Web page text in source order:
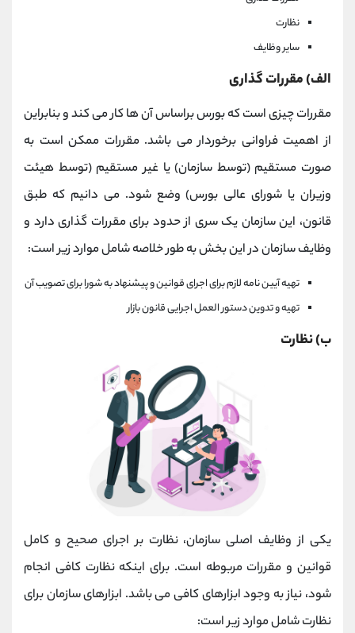
نظارت
سایر وظایف
الف) مقررات گذاری
مقررات چیزی است که بورس براساس آن ها کار می کند و بنابراین
از اهمیت فراوانی برخوردار می باشد. مقررات ممکن است به
صورت مستقیم (توسط سازمان) یا غیر مستقیم (توسط هیئت
وزیران یا شورای عالی بورس) وضع شود. می دانیم که طبق
قانون، این سازمان یک سری از حدود برای مقررات گذاری دارد و
وظایف سازمان در این بخش به طور خلاصه شامل موارد زیر است:
تهیه آیین نامه لازم برای اجرای قوانین و پیشنهاد به شورا برای تصویب آن
تهیه و تدوین دستور العمل اجرایی قانون بازار
ب) نظارت
یکی از وظایف اصلی سازمان، نظارت بر اجرای صحیح و کامل
قوانین و مقررات مربوطه است. برای اینکه نظارت کافی انجام
شود، نیاز به وجود ابزارهای کافی می باشد. ابزارهای سازمان برای
نظارت شامل موارد زیر است: